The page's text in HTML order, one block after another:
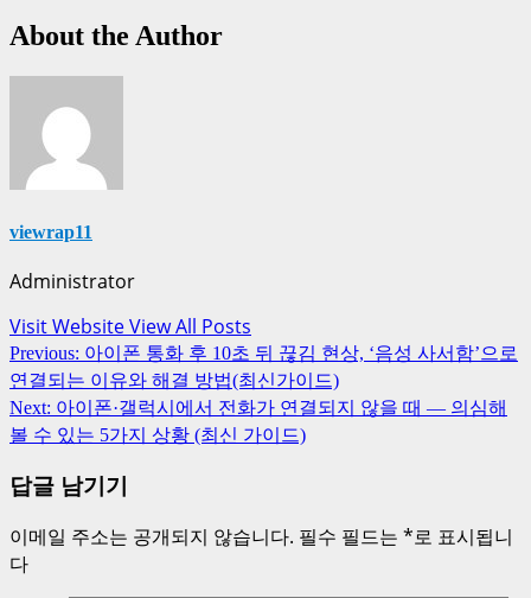
About the Author
viewrap11
Administrator
Visit WebsiteView All Posts
Post
navigation
Previous: 아이폰 통화 후 10초 뒤 끊김 현상, ‘음성 사서함’으로
연결되는 이유와 해결 방법(최신가이드)
Next: 아이폰·갤럭시에서 전화가 연결되지 않을 때 — 의심해
볼 수 있는 5가지 상황 (최신 가이드)
답글 남기기
이메일 주소는 공개되지 않습니다. 필수 필드는 *로 표시됩니
다